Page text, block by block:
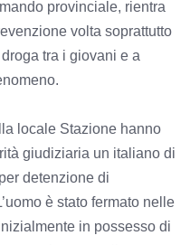
provinciale, rientra
volta soprattutto
tra i giovani e a
locale Stazione hanno
giudiziaria un italiano di
detenzione di
è stato fermato nelle
in possesso di